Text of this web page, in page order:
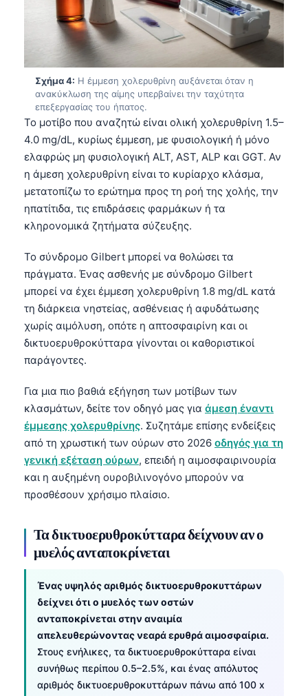
Σχήμα 4: Η έμμεση χολερυθρίνη αυξάνεται όταν η
ανακύκλωση της αίμης υπερβαίνει την ταχύτητα
επεξεργασίας του ήπατος.
Το μοτίβο που αναζητώ είναι ολική χολερυθρίνη 1.5–
4.0 mg/dL, κυρίως έμμεση, με φυσιολογική ή μόνο
ελαφρώς μη φυσιολογική ALT, AST, ALP και GGT. Αν
η άμεση χολερυθρίνη είναι το κυρίαρχο κλάσμα,
μετατοπίζω το ερώτημα προς τη ροή της χολής, την
ηπατίτιδα, τις επιδράσεις φαρμάκων ή τα
κληρονομικά ζητήματα σύζευξης.
Το σύνδρομο Gilbert μπορεί να θολώσει τα
πράγματα. Ένας ασθενής με σύνδρομο Gilbert
μπορεί να έχει έμμεση χολερυθρίνη 1.8 mg/dL κατά
τη διάρκεια νηστείας, ασθένειας ή αφυδάτωσης
χωρίς αιμόλυση, οπότε η απτοσφαιρίνη και οι
δικτυοερυθροκύτταρα γίνονται οι καθοριστικοί
παράγοντες.
Για μια πιο βαθιά εξήγηση των μοτίβων των
κλασμάτων, δείτε τον οδηγό μας για άμεση έναντι
έμμεσης χολερυθρίνης. Συζητάμε επίσης ενδείξεις
από τη χρωστική των ούρων στο 2026 οδηγός για τη
γενική εξέταση ούρων, επειδή η αιμοσφαιρινουρία
και η αυξημένη ουροβιλινογόνο μπορούν να
προσθέσουν χρήσιμο πλαίσιο.
Τα δικτυοερυθροκύτταρα δείχνουν αν ο
μυελός ανταποκρίνεται
Ένας υψηλός αριθμός δικτυοερυθροκυττάρων
δείχνει ότι ο μυελός των οστών
ανταποκρίνεται στην αναιμία
απελευθερώνοντας νεαρά ερυθρά αιμοσφαίρια.
Στους ενήλικες, τα δικτυοερυθροκύτταρα είναι
συνήθως περίπου 0.5–2.5%, και ένας απόλυτος
αριθμός δικτυοερυθροκυττάρων πάνω από 100 x